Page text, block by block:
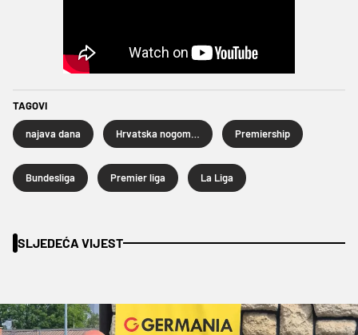
TAGOVI
najava dana Premiership
Bundesliga Premier liga La Liga
SLJEDEĆA VIJEST